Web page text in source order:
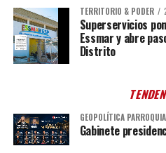
TERRITORIO & PODER
Superservicios
Essmar y abre
Distrito
GEOPOLÍTICA
Gabinete